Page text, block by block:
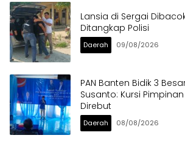
Lansia di Sergai
Ditangkap Polisi
Daerah 09/08/2026
PAN Banten Bidik 3
Susanto: Kursi Pimpinan
Direbut
Daerah 08/08/2026